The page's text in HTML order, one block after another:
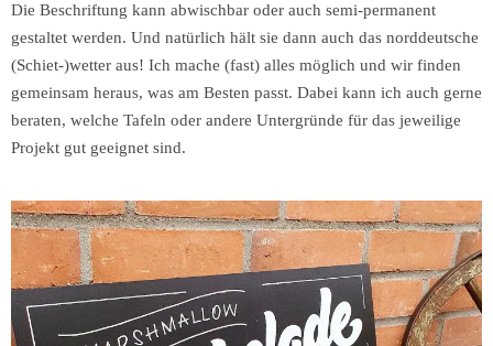
Die Beschriftung kann abwischbar oder auch semi-permanent
gestaltet werden. Und natürlich hält sie dann auch das norddeutsche
(Schiet-)wetter aus! Ich mache (fast) alles möglich und wir finden
gemeinsam heraus, was am Besten passt. Dabei kann ich auch gerne
beraten, welche Tafeln oder andere Untergründe für das jeweilige
Projekt gut geeignet sind.